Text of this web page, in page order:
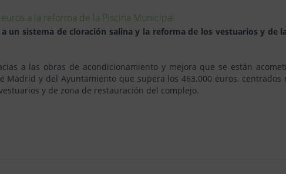
a la reforma de la Piscina Municipal
un sistema de cloración salina y la reforma de los vestuarios y de
a las obras de acondicionamiento y mejora que se están
y del Ayuntamiento que supera los 463.000 euros, centrados
y de zona de restauración del complejo.